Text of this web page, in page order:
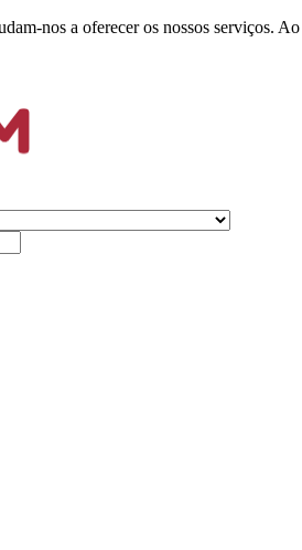
nos a oferecer os nossos serviços.